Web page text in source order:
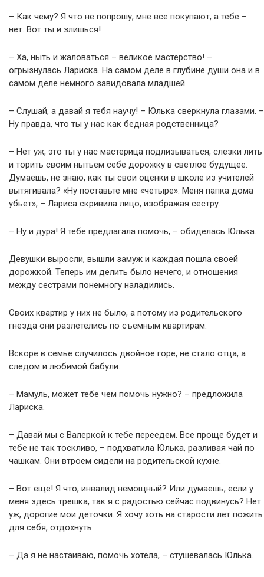
– Как чему? Я что не попрошу, мне все покупают, а тебе –
нет. Вот ты и злишься!
– Ха, ныть и жаловаться – великое мастерство! –
огрызнулась Лариска. На самом деле в глубине души она и в
самом деле немного завидовала младшей.
– Слушай, а давай я тебя научу! – Юлька сверкнула глазами. –
Ну правда, что ты у нас как бедная родственница?
– Нет уж, это ты у нас мастерица подлизываться, слезки лить
и торить своим нытьем себе дорожку в светлое будущее.
Думаешь, не знаю, как ты свои оценки в школе из учителей
вытягивала? «Ну поставьте мне «четыре». Меня папка дома
убьет», – Лариса скривила лицо, изображая сестру.
– Ну и дура! Я тебе предлагала помочь, – обиделась Юлька.
Девушки выросли, вышли замуж и каждая пошла своей
дорожкой. Теперь им делить было нечего, и отношения
между сестрами понемногу наладились.
Своих квартир у них не было, а потому из родительского
гнезда они разлетелись по съемным квартирам.
Вскоре в семье случилось двойное горе, не стало отца, а
следом и любимой бабули.
– Мамуль, может тебе чем помочь нужно? – предложила
Лариска.
– Давай мы с Валеркой к тебе переедем. Все проще будет и
тебе не так тоскливо, – подхватила Юлька, разливая чай по
чашкам. Они втроем сидели на родительской кухне.
– Вот еще! Я что, инвалид немощный? Или думаешь, если у
меня здесь трешка, так я с радостью сейчас подвинусь? Нет
уж, дорогие мои деточки. Я хочу хоть на старости лет пожить
для себя, отдохнуть.
– Да я не настаиваю, помочь хотела, – стушевалась Юлька.